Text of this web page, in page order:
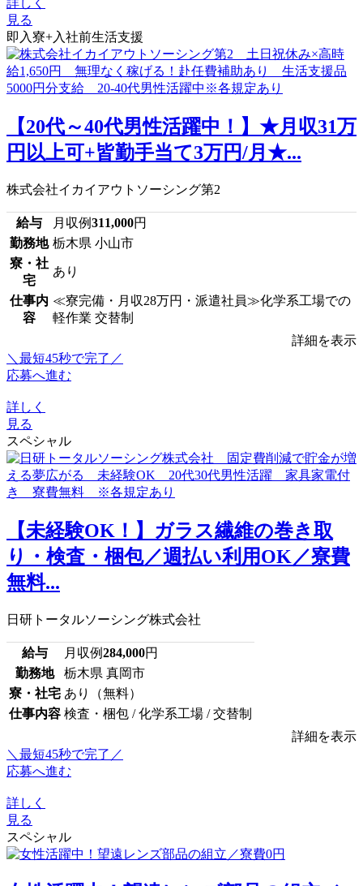
詳しく
見る
即入寮+入社前生活支援
【20代～40代男性活躍中！】★月収31万
円以上可+皆勤手当て3万円/月★...
株式会社イカイアウトソーシング第2
給与 月収例311,000円
勤務地 栃木県 小山市
寮・社
宅
あり
仕事内
容
≪寮完備・月収28万円・派遣社員≫化学系工場での
軽作業 交替制
詳細を表示
＼最短45秒で完了／
応募へ進む
詳しく
見る
スペシャル
【未経験OK！】ガラス繊維の巻き取
り・検査・梱包／週払い利用OK／寮費
無料...
日研トータルソーシング株式会社
給与 月収例284,000円
勤務地
栃木県 真岡市
寮・社宅 あり（無料）
仕事内容 検査・梱包 / 化学系工場 / 交替制
詳細を表示
＼最短45秒で完了／
応募へ進む
詳しく
見る
スペシャル